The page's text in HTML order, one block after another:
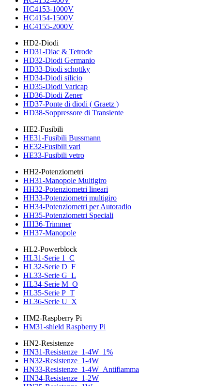
HC4153-1000V
HC4154-1500V
HC4155-2000V
HD2-Diodi
HD31-Diac & Tetrode
HD32-Diodi Germanio
HD33-Diodi schottky
HD34-Diodi silicio
HD35-Diodi Varicap
HD36-Diodi Zener
HD37-Ponte di diodi ( Graetz )
HD38-Soppressore di Transiente
HE2-Fusibili
HE31-Fusibili Bussmann
HE32-Fusibili vari
HE33-Fusibili vetro
HH2-Potenziometri
HH31-Manopole Multigiro
HH32-Potenziometri lineari
HH33-Potenziometri multigiro
HH34-Potenziometri per Autoradio
HH35-Potenziometri Speciali
HH36-Trimmer
HH37-Manopole
HL2-Powerblock
HL31-Serie 1_C
HL32-Serie D_F
HL33-Serie G_L
HL34-Serie M_O
HL35-Serie P_T
HL36-Serie U_X
HM2-Raspberry Pi
HM31-shield Raspberry Pi
HN2-Resistenze
HN31-Resistenze_1-4W_1%
HN32-Resistenze_1-4W
HN33-Resistenze_1-4W_Antifiamma
HN34-Resistenze_1-2W